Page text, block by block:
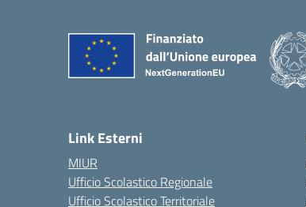
Link Esterni
MIUR
Ufficio Scolastico Regionale
Ufficio Scolastico Territoriale